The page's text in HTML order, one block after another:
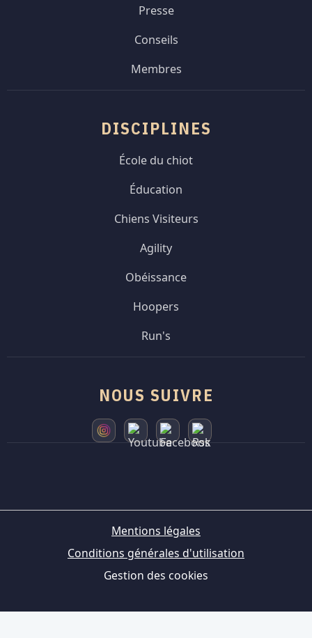
Presse
Conseils
Membres
DISCIPLINES
École du chiot
Éducation
Chiens Visiteurs
Agility
Obéissance
Hoopers
Run's
NOUS SUIVRE
Mentions légales
Conditions générales d'utilisation
Gestion des cookies